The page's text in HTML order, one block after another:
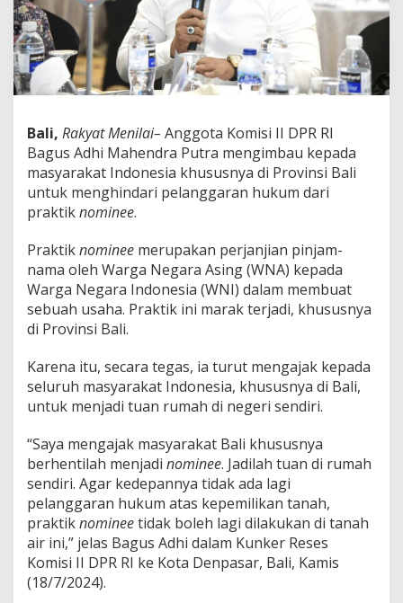
a
m
N
a
m
o
l
e
h
W
D
i
s
a
l
u
n
a
a
n
,
B
a
g
u
s
A
Bali, Rakyat Menilai– Anggota Komisi II DPR RI
Bagus Adhi Mahendra Putra mengimbau kepada
masyarakat Indonesia khususnya di Provinsi Bali
untuk menghindari pelanggaran hukum dari
praktiknominee.
Praktiknominee merupakan perjanjian pinjam-
nama oleh Warga Negara Asing (WNA) kepada
Warga Negara Indonesia (WNI) dalam membuat
sebuah usaha. Praktik ini marak terjadi, khususnya
di Provinsi Bali.
Karena itu, secara tegas, ia turut mengajak kepada
seluruh masyarakat Indonesia, khususnya di Bali,
untuk menjadi tuan rumah di negeri sendiri.
“Saya mengajak masyarakat Bali khususnya
berhentilah menjadi nominee. Jadilah tuan di rumah
sendiri. Agar kedepannya tidak ada lagi
pelanggaran hukum atas kepemilikan tanah,
praktiknomineetidak boleh lagi dilakukan di tanah
air ini,” jelas Bagus Adhi dalam Kunker Reses
Komisi II DPR RI ke Kota Denpasar, Bali, Kamis
(18/7/2024).